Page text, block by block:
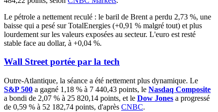
Le pétrole a nettement reculé : le baril de Brent a perdu 2,73 %, une
baisse qui a pesé sur TotalEnergies (+0,91 % malgré tout) et plus
lourdement sur les valeurs exposées au secteur. L'euro est resté
stable face au dollar, à +0,04 %.
Wall Street portée par la tech
Outre-Atlantique, la séance a été nettement plus dynamique. Le
S&P 500 a gagné 1,18 % à 7 440,43 points, le Nasdaq Composite
a bondi de 2,07 % à 25 820,14 points, et le Dow Jones a progressé
de 0,59 % à 52 182,74 points, d'après CNBC.